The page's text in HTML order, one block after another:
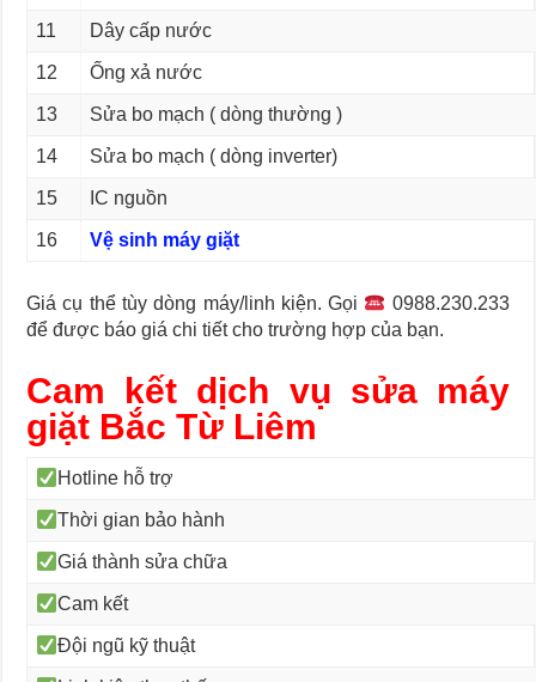
11 Dây cấp nước
12 Ống xả nước
13 Sửa bo mạch ( dòng thường )
14 Sửa bo mạch ( dòng inverter)
15 IC nguồn
16 Vệ sinh máy giặt
Giá cụ thể tùy dòng máy/linh kiện. Gọi
0988.230.233
để được báo giá chi tiết cho trường hợp của bạn.
Cam kết dịch vụ sửa máy
giặt Bắc Từ Liêm
Hotline hỗ trợ
Thời gian bảo hành
Giá thành sửa chữa
Cam kết
Đội ngũ kỹ thuật